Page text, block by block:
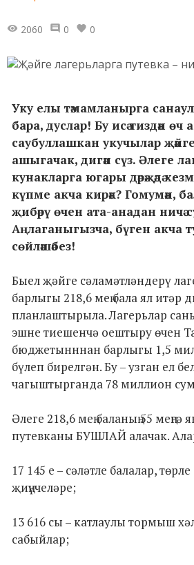
2060 0 0
Уку елы тәмамланырга
бара, дуслар! Бу исә тиздән өч
саубуллашкан укучылар
ашыгачак, дигән сүз. Әлеге
кунакларга югары дәрәҗәдә
күпме акча кирәк? Гомумән,
җибәрү өчен ата-анадан ничә
Аңлаганыгызча, бүген акча
сөйләшәбез!
Быел җәйге сәламәтләндерү
барлыгы 218,6 мең бала ял итәр
планлаштырыла. Лагерьлар
эшне тиешенчә оештыру өчен
бюджетынннан барлыгы 1,5
бүлеп бирелгән. Бу – узган ел
чагыштырганда 78 миллион
Әлеге 218,6 мең баланың 55
путевканы БУШЛАЙ алачак.
17 145 е – сәләтле балалар,
җиңүчеләре;
13 616 сы – катлаулы тормыш
сабыйлар;